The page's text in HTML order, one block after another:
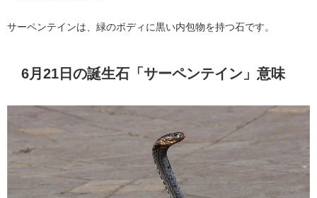
サーペンテインは、緑のボディに黒い内包物を持つ石です。
6月21日の誕生石「サーペンテイン」意味